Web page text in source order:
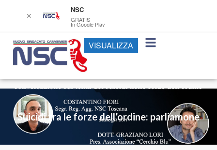
Suicidi tra le forze dell’ordine: parliamone
✕
NSC
GRATIS
In Google Play
VISUALIZZA